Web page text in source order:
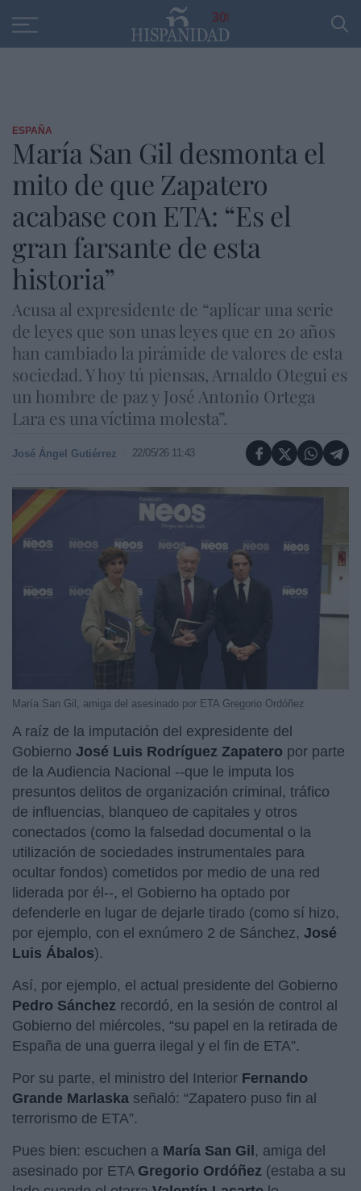
30
ESPAÑA
María San Gil desmonta el
mito de que Zapatero
acabase con ETA: “Es el
gran farsante de esta
historia”
Acusa al expresidente de “aplicar una serie
de leyes que son unas leyes que en 20 años
han cambiado la pirámide de valores de esta
sociedad. Y hoy tú piensas, Arnaldo Otegui es
un hombre de paz y José Antonio Ortega
Lara es una víctima molesta”.
José Ángel Gutiérrez 22/05/26 11:43
María San Gil, amiga del asesinado por ETA Gregorio Ordóñez
A raíz de la imputación del expresidente del
Gobierno José Luis Rodríguez Zapatero por parte
de la Audiencia Nacional --que le imputa los
presuntos delitos de organización criminal, tráfico
de influencias, blanqueo de capitales y otros
conectados (como la falsedad documental o la
utilización de sociedades instrumentales para
ocultar fondos) cometidos por medio de una red
liderada por él--, el Gobierno ha optado por
defenderle en lugar de dejarle tirado (como sí hizo,
por ejemplo, con el exnúmero 2 de Sánchez, José
Luis Ábalos).
Así, por ejemplo, el actual presidente del Gobierno
Pedro Sánchez recordó, en la sesión de control al
Gobierno del miércoles, “su papel en la retirada de
España de una guerra ilegal y el fin de ETA”.
Por su parte, el ministro del Interior Fernando
Grande Marlaska señaló: “Zapatero puso fin al
terrorismo de ETA”.
Pues bien: escuchen a María San Gil, amiga del
asesinado por ETA Gregorio Ordóñez (estaba a su